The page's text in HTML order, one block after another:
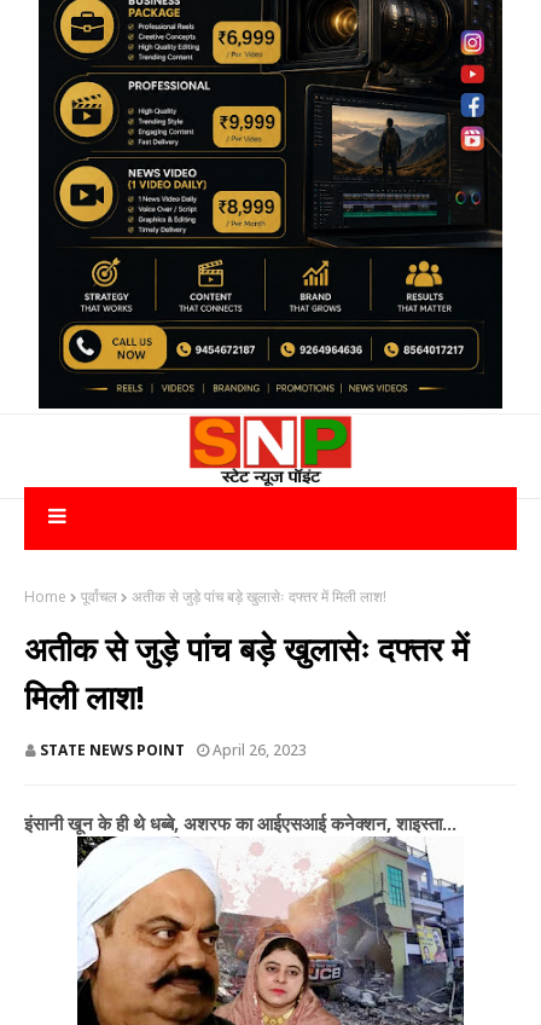
Home पूर्वांचल अतीक से जुड़े पांच बड़े खुलासेः दफ्तर में मिली लाश!
अतीक से जुड़े पांच बड़े खुलासेः दफ्तर में
मिली लाश!
STATE NEWS POINT April 26, 2023
इंसानी खून के ही थे धब्बे, अशरफ का आईएसआई कनेक्शन, शाइस्ता...